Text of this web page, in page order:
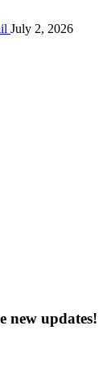
July 2, 2026
new updates!